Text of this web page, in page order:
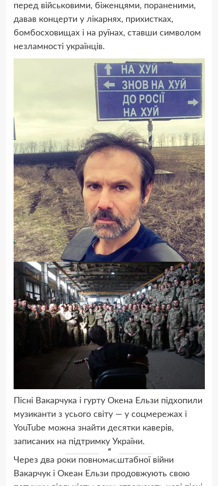
перед військовими, біженцями, пораненими,
давав концерти у лікарнях, прихистках,
бомбосховищах і на руїнах, ставши символом
незламності українців.
Пісні Вакарчука і гурту Окена Ельзи підхопили
музиканти з усього світу — у соцмережах і
YouTube можна знайти десятки каверів,
записаних на підтримку України.
Через два роки повномасштабної війни
Вакарчук і Океан Ельзи продовжують свою